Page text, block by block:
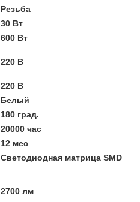
Резьба
30 Вт
600 Вт
220 В
220 В
Белый
180 град.
20000 час
12 мес
Светодиодная матрица SMD
2700 лм